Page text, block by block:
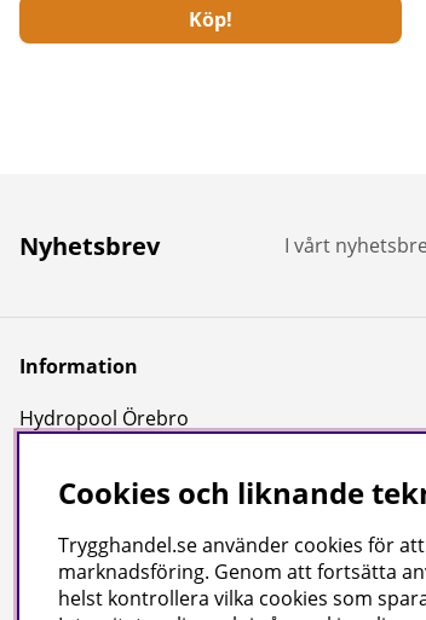
Köp!
Nyhetsbrev I vårt
Information
Hydropool Örebro
Reportage & Guider
Köpvillkor
Integritetspolicy
Uppgifter för leverans
Cookies och liknande
Trygghandel.se använder cookies för
marknadsföring. Genom att fortsätta
helst kontrollera vilka cookies som